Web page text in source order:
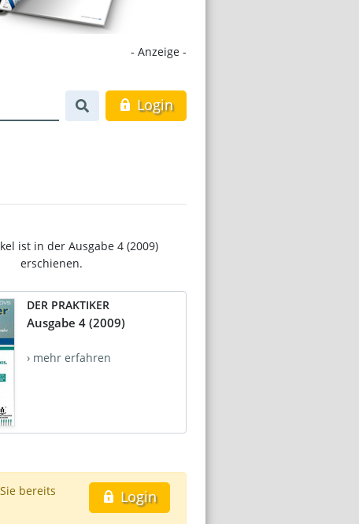
- Anzeige -
Login
ist in der Ausgabe 4 (2009)
erschienen.
DER PRAKTIKER
Ausgabe 4 (2009)
› mehr erfahren
Login
bereits